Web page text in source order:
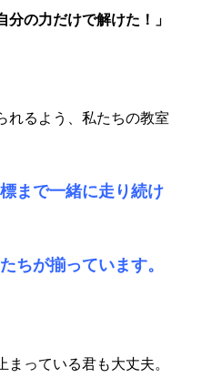
分の力だけで解けた！」
れるよう、私たちの教室
まで一緒に走り続け
ちが揃っています。
っている君も大丈夫。